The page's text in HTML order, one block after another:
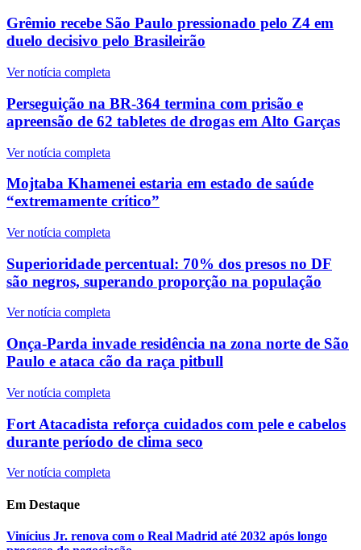
Grêmio recebe São Paulo pressionado pelo Z4 em
duelo decisivo pelo Brasileirão
Ver notícia completa
Perseguição na BR-364 termina com prisão e
apreensão de 62 tabletes de drogas em Alto Garças
Ver notícia completa
Mojtaba Khamenei estaria em estado de saúde
“extremamente crítico”
Ver notícia completa
Superioridade percentual: 70% dos presos no DF
são negros, superando proporção na população
Ver notícia completa
Onça-Parda invade residência na zona norte de São
Paulo e ataca cão da raça pitbull
Ver notícia completa
Fort Atacadista reforça cuidados com pele e cabelos
durante período de clima seco
Ver notícia completa
Em Destaque
Vinícius Jr. renova com o Real Madrid até 2032 após longo